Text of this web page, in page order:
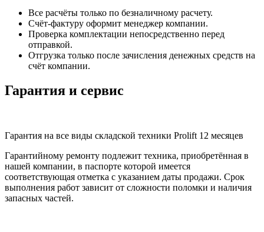
Все расчёты только по безналичному расчету.
Счёт-фактуру оформит менеджер компании.
Проверка комплектации непосредственно перед
отправкой.
Отгрузка только после зачисления денежных средств на
счёт компании.
Гарантия и сервис
Гарантия на все виды складской техники Prolift 12 месяцев
Гарантийному ремонту подлежит техника, приобретённая в
нашей компании, в паспорте которой имеется
соответствующая отметка с указанием даты продажи. Срок
выполнения работ зависит от сложности поломки и наличия
запасных частей.